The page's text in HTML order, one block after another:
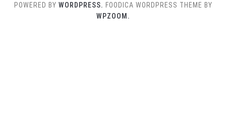
POWERED BY WORDPRESS. FOODICA WORDPRESS THEME BY
WPZOOM.